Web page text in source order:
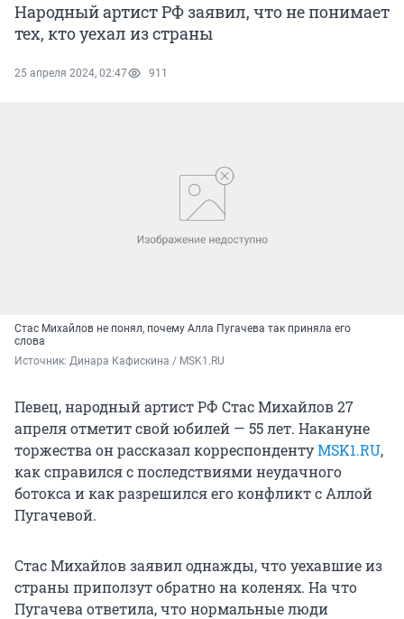
Народный артист РФ заявил, что не понимает
тех, кто уехал из страны
25 апреля 2024, 02:47 911
Стас Михайлов не понял, почему Алла Пугачева так приняла его
слова
Источник: Динара Кафискина / MSK1.RU
Певец, народный артист РФ Стас Михайлов 27
апреля отметит свой юбилей — 55 лет. Накануне
торжества он рассказал корреспондентуMSK1.RU,
как справился с последствиями неудачного
ботокса и как разрешился его конфликт с Аллой
Пугачевой.
Стас Михайлов заявил однажды, что уехавшие из
страны приползут обратно на коленях. На что
Пугачева ответила, что нормальные люди